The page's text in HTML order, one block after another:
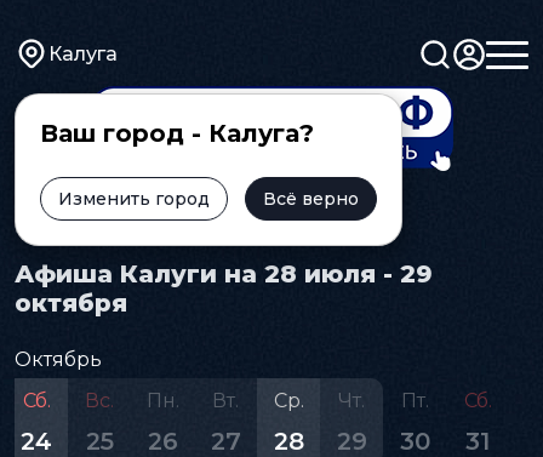
Калуга
Ваш город - Калуга?
Изменить город Всё верно
Главная Афиша
Афиша Калуги на 28 июля - 29
октября
Октябрь
Сб.
24
Вс.
25
Пн.
26
Вт.
27
Ср.
28
Чт.
29
Пт.
30
Сб.
31